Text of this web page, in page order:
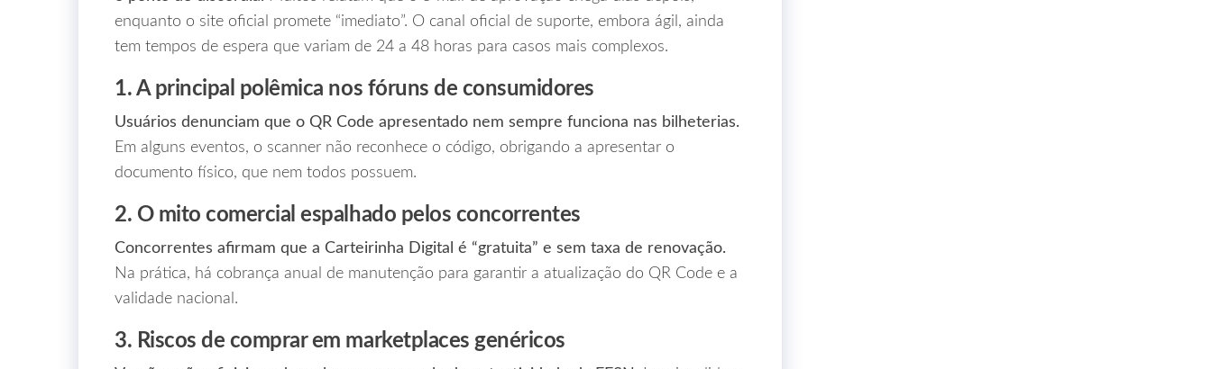
enquanto o site oficial promete “imediato”. O canal oficial de suporte, embora ágil, ainda
tem tempos de espera que variam de 24 a 48 horas para casos mais complexos.
1. A principal polêmica nos fóruns de consumidores
Usuários denunciam que o QR Code apresentado nem sempre funciona nas bilheterias.
Em alguns eventos, o scanner não reconhece o código, obrigando a apresentar o
documento físico, que nem todos possuem.
2. O mito comercial espalhado pelos concorrentes
Concorrentes afirmam que a Carteirinha Digital é “gratuita” e sem taxa de renovação.
Na prática, há cobrança anual de manutenção para garantir a atualização do QR Code e a
validade nacional.
3. Riscos de comprar em marketplaces genéricos